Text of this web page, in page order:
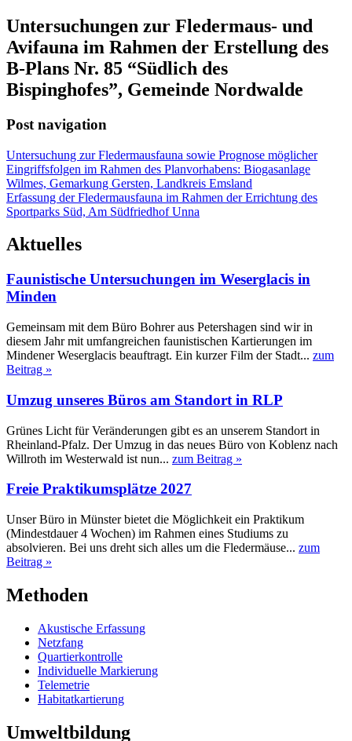
Untersuchungen zur Fledermaus- und
Avifauna im Rahmen der Erstellung des
B-Plans Nr. 85 “Südlich des
Bispinghofes”, Gemeinde Nordwalde
Post navigation
Untersuchung zur Fledermausfauna sowie Prognose möglicher
Eingriffsfolgen im Rahmen des Planvorhabens: Biogasanlage
Wilmes, Gemarkung Gersten, Landkreis Emsland
Erfassung der Fledermausfauna im Rahmen der Errichtung des
Sportparks Süd, Am Südfriedhof Unna
Aktuelles
Faunistische Untersuchungen im Weserglacis in
Minden
Gemeinsam mit dem Büro Bohrer aus Petershagen sind wir in
diesem Jahr mit umfangreichen faunistischen Kartierungen im
Mindener Weserglacis beauftragt. Ein kurzer Film der Stadt... zum
Beitrag »
Umzug unseres Büros am Standort in RLP
Grünes Licht für Veränderungen gibt es an unserem Standort in
Rheinland-Pfalz. Der Umzug in das neues Büro von Koblenz nach
Willroth im Westerwald ist nun... zum Beitrag »
Freie Praktikumsplätze 2027
Unser Büro in Münster bietet die Möglichkeit ein Praktikum
(Mindestdauer 4 Wochen) im Rahmen eines Studiums zu
absolvieren. Bei uns dreht sich alles um die Fledermäuse... zum
Beitrag »
Methoden
Akustische Erfassung
Netzfang
Quartierkontrolle
Individuelle Markierung
Telemetrie
Habitatkartierung
Umweltbildung